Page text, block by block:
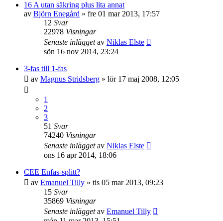
16 A utan säkring plus lita annat
av Björn Enegård » fre 01 mar 2013, 17:57
12 Svar
22978 Visningar
Senaste inläggetav Niklas Elste
sön 16 nov 2014, 23:24
3-fas till 1-fas
av Magnus Stridsberg » lör 17 maj 2008, 12:05
1
2
3
51 Svar
74240 Visningar
Senaste inläggetav Niklas Elste
ons 16 apr 2014, 18:06
CEE Enfas-splitt?
av Emanuel Tilly » tis 05 mar 2013, 09:23
15 Svar
35869 Visningar
Senaste inläggetav Emanuel Tilly